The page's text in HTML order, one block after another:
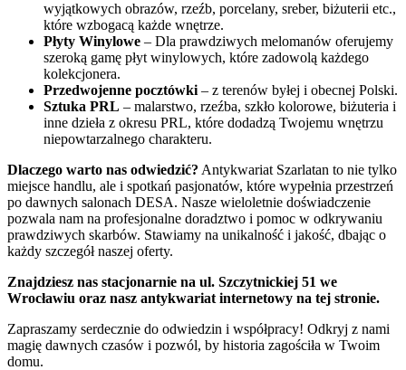
wyjątkowych obrazów, rzeźb, porcelany, sreber, biżuterii etc.,
które wzbogacą każde wnętrze.
Płyty Winylowe – Dla prawdziwych melomanów oferujemy
szeroką gamę płyt winylowych, które zadowolą każdego
kolekcjonera.
Przedwojenne pocztówki – z terenów byłej i obecnej Polski.
Sztuka PRL – malarstwo, rzeźba, szkło kolorowe, biżuteria i
inne dzieła z okresu PRL, które dodadzą Twojemu wnętrzu
niepowtarzalnego charakteru.
Dlaczego warto nas odwiedzić? Antykwariat Szarlatan to nie tylko
miejsce handlu, ale i spotkań pasjonatów, które wypełnia przestrzeń
po dawnych salonach DESA. Nasze wieloletnie doświadczenie
pozwala nam na profesjonalne doradztwo i pomoc w odkrywaniu
prawdziwych skarbów. Stawiamy na unikalność i jakość, dbając o
każdy szczegół naszej oferty.
Znajdziesz nas stacjonarnie na ul. Szczytnickiej 51 we
Wrocławiu oraz nasz antykwariat internetowy na tej stronie.
Zapraszamy serdecznie do odwiedzin i współpracy! Odkryj z nami
magię dawnych czasów i pozwól, by historia zagościła w Twoim
domu.